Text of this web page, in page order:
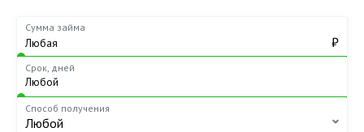
Сумма займа
₽
Срок, дней
Способ получения
Любой